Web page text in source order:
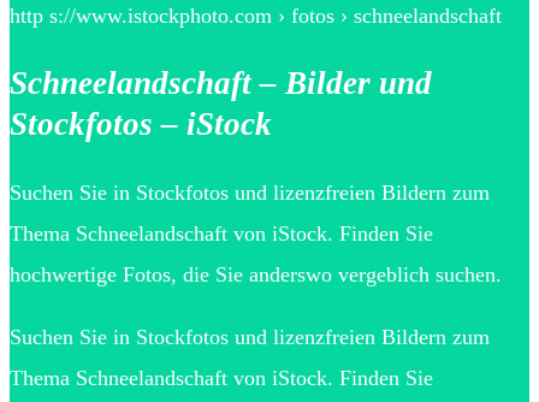
http s://www.istockphoto.com › fotos › schneelandschaft
Schneelandschaft – Bilder und
Stockfotos – iStock
Suchen Sie in Stockfotos und lizenzfreien Bildern zum
Thema Schneelandschaft von iStock. Finden Sie
hochwertige Fotos, die Sie anderswo vergeblich suchen.
Suchen Sie in Stockfotos und lizenzfreien Bildern zum
Thema Schneelandschaft von iStock. Finden Sie